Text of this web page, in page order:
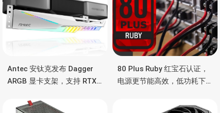
Antec 安钛克发布 Dagger
ARGB 显卡支架，支持 RTX
彩灯效
80 Plus Ruby 红宝石认证，
电源更节能高效，低功耗下